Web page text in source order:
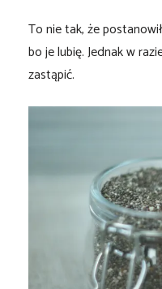
To nie tak, że
bo je lubię. Jednak w
zastąpić.